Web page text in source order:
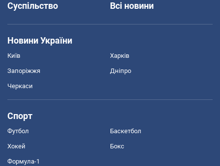
Суспільство
Всі новини
Новини України
Київ Харків
Запоріжжя Дніпро
Черкаси
Спорт
Футбол Баскетбол
Хокей Бокс
Формула-1